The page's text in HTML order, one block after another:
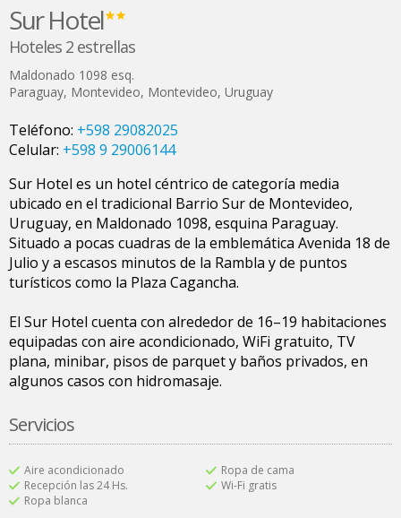
Sur Hotel
Hoteles 2 estrellas
Maldonado 1098 esq.
Paraguay, Montevideo, Montevideo, Uruguay
Teléfono: +598 29082025
Celular: +598 9 29006144
Sur Hotel es un hotel céntrico de categoría media
ubicado en el tradicional Barrio Sur de Montevideo,
Uruguay, en Maldonado 1098, esquina Paraguay.
Situado a pocas cuadras de la emblemática Avenida 18 de
Julio y a escasos minutos de la Rambla y de puntos
turísticos como la Plaza Cagancha.
El Sur Hotel cuenta con alrededor de 16–19 habitaciones
equipadas con aire acondicionado, WiFi gratuito, TV
plana, minibar, pisos de parquet y baños privados, en
algunos casos con hidromasaje.
Servicios
Aire acondicionado
Recepción las 24 Hs.
Ropa blanca
Ropa de cama
Wi-Fi gratis